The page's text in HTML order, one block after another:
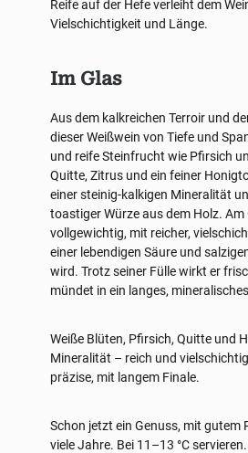
Reife auf der Hefe verleiht dem
Vielschichtigkeit und Länge.
Im Glas
Aus dem kalkreichen Terroir und
dieser Weißwein von Tiefe und
und reife Steinfrucht wie Pfirsich
Quitte, Zitrus und ein feiner
einer steinig-kalkigen Mineralität
toastiger Würze aus dem Holz.
vollgewichtig, mit reicher,
einer lebendigen Säure und
wird. Trotz seiner Fülle wirkt er
mündet in ein langes,
Weiße Blüten, Pfirsich, Quitte und
Mineralität – reich und
präzise, mit langem Finale.
Schon jetzt ein Genuss, mit gutem
viele Jahre. Bei 11–13 °C servieren.